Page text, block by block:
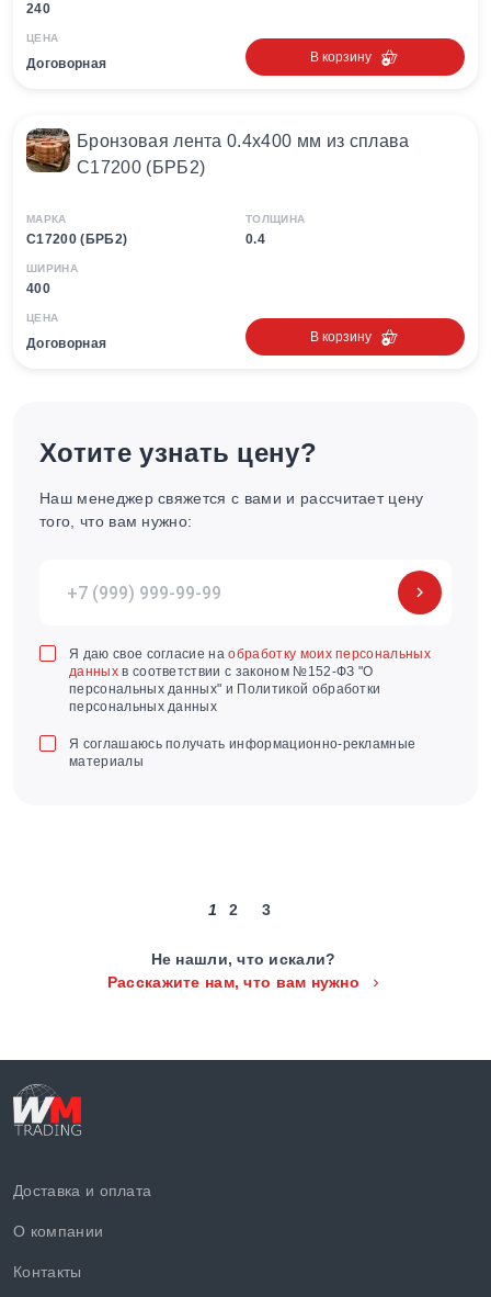
240
ЦЕНА
Договорная В корзину
Бронзовая лента 0.4х400 мм из сплава
C17200 (БРБ2)
МАРКА
C17200 (БРБ2)
ТОЛЩИНА
0.4
ШИРИНА
400
ЦЕНА
Договорная В корзину
Хотите узнать цену?
Наш менеджер свяжется с вами и рассчитает цену
того, что вам нужно:
Я даю свое согласие наобработку моих персональных
данныхв соответствии с законом №152-ФЗ "О
персональных данных" и Политикой обработки
персональных данных
Я соглашаюсь получать информационно-рекламные
материалы
1 2 3
Не нашли, что искали?
Расскажите нам, что вам нужно
Доставка и оплата
О компании
Контакты